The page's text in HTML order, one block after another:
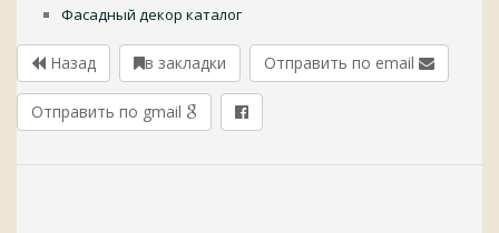
Фасадный декор каталог
Назад в закладки Отправить по email
Отправить по gmail